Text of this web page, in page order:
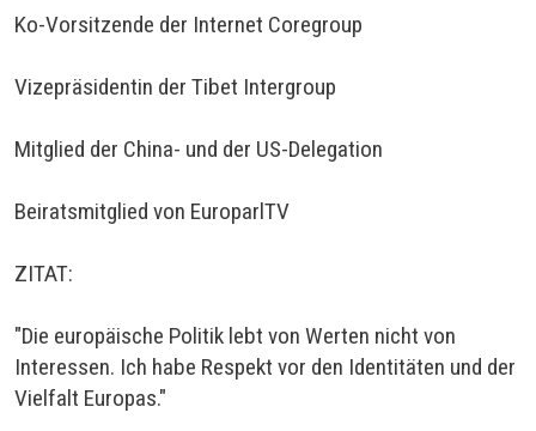
Ko-Vorsitzende der Internet Coregroup
Vizepräsidentin der Tibet Intergroup
Mitglied der China- und der US-Delegation
Beiratsmitglied von EuroparlTV
ZITAT:
"Die europäische Politik lebt von Werten nicht von
Interessen. Ich habe Respekt vor den Identitäten und der
Vielfalt Europas."